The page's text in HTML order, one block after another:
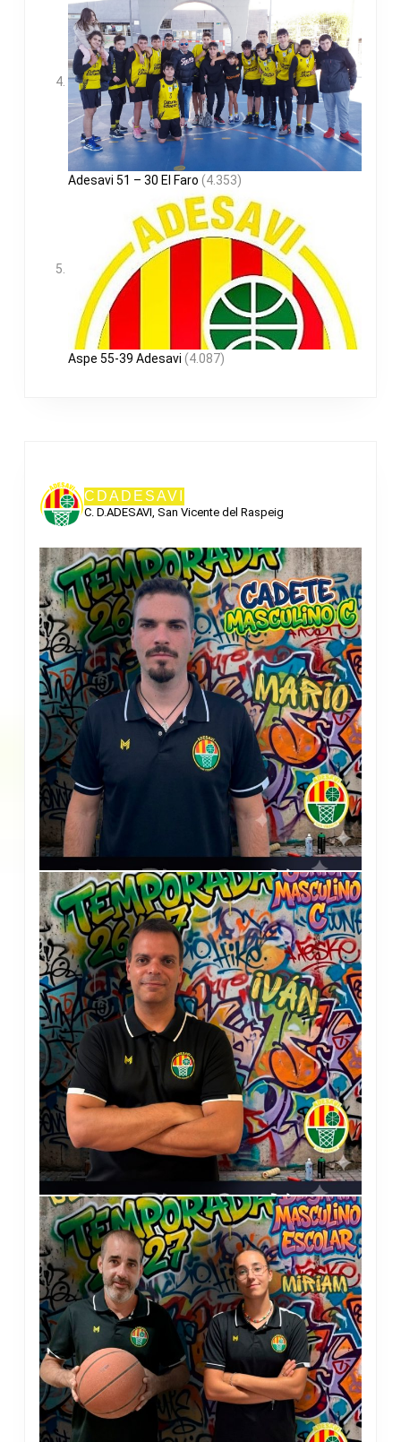
Adesavi 51 – 30 El Faro (4.353)
Aspe 55-39 Adesavi (4.087)
CDADESAVI
C. D.ADESAVI, San Vicente del Raspeig